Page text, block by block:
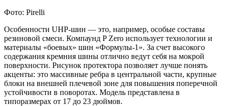
Фото: Pirelli
Особенности UHP-шин — это, например, особые составы
резиновой смеси. Компаунд P Zero использует технологии и
материалы «боевых» шин «Формулы-1». За счет высокого
содержания кремния шины отлично ведут себя на мокрой
поверхности. Рисунок протектора позволяет лучше понять
акценты: это массивные ребра в центральной части, крупные
блоки на внешней плечевой зоне для повышения поперечной
устойчивости в поворотах. Модель представлена в
типоразмерах от 17 до 23 дюймов.